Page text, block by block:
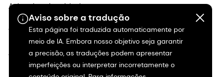
Aviso sobre a tradução
Esta página foi traduzida automaticamente por
meio de IA. Embora nosso objetivo seja garantir
a precisão, as traduções podem apresentar
imperfeições ou interpretar incorretamente o
Aviso de privacidade
Termos de uso
Termos e condições